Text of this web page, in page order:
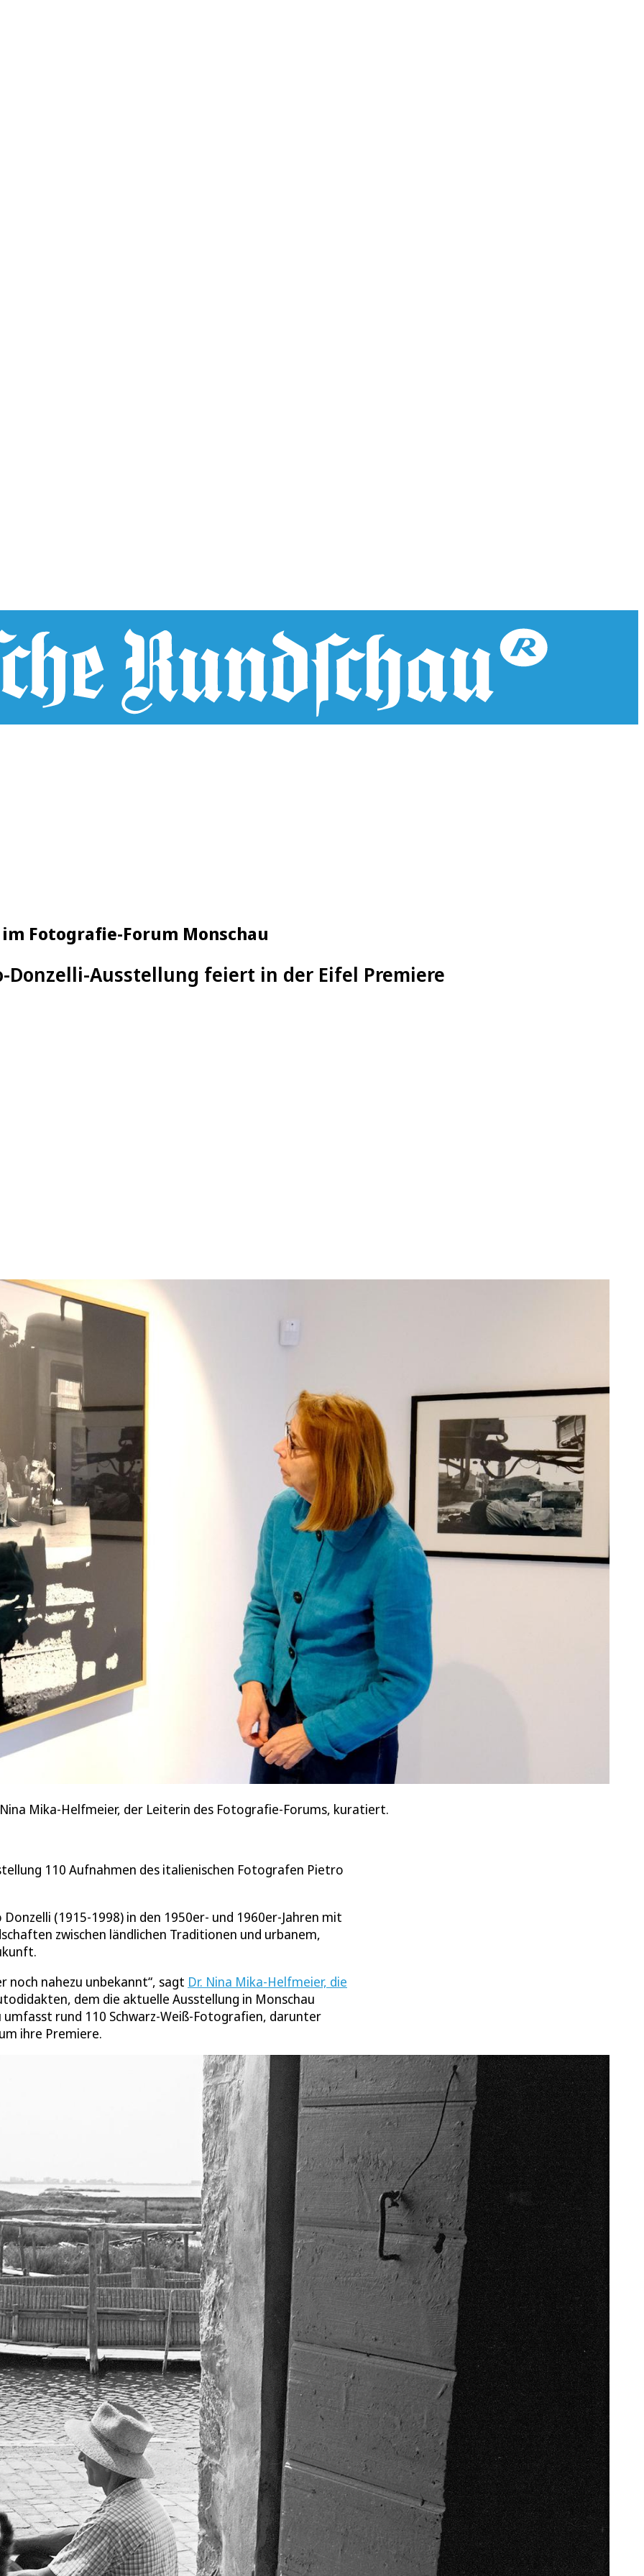
Fotografie-Forum Monschau
Donzelli-Ausstellung feiert in der Eifel Premiere
Mika-Helfmeier, der Leiterin des Fotografie-Forums, kuratiert.
110 Aufnahmen des italienischen Fotografen Pietro
(1915-1998) in den 1950er- und 1960er-Jahren mit
zwischen ländlichen Traditionen und urbanem,
noch nahezu unbekannt“, sagt Dr. Nina Mika-Helfmeier, die
dem die aktuelle Ausstellung in Monschau
rund 110 Schwarz-Weiß-Fotografien, darunter
ihre Premiere.